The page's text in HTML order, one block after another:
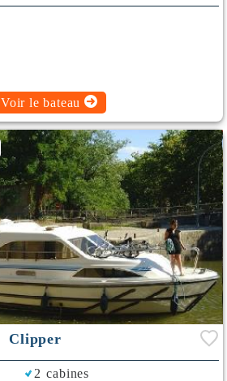
Climatisation
Voir le bateau
Clipper
2 cabines